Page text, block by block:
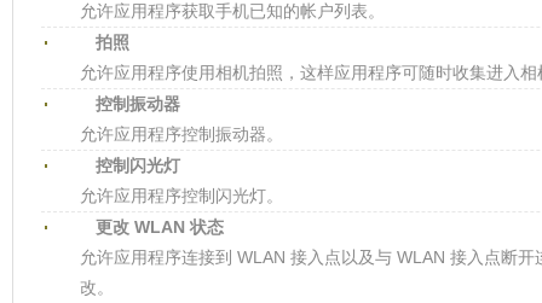
允许应用程序获取手机已知的帐户列表。
拍照
允许应用程序使用相机拍照，这样应用程序可随时收集进入
控制振动器
允许应用程序控制振动器。
控制闪光灯
允许应用程序控制闪光灯。
更改 WLAN 状态
允许应用程序连接到 WLAN 接入点以及与 WLAN 接入点断
改。